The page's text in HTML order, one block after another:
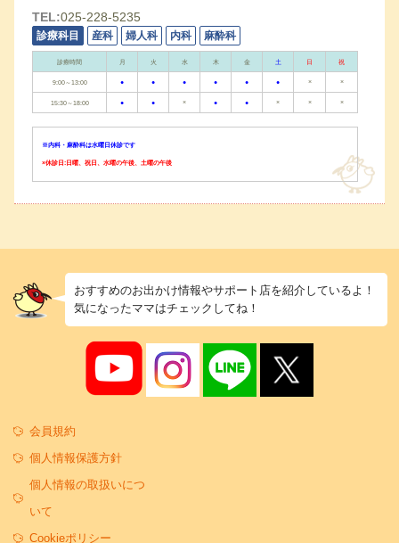
TEL:025-228-5235
診療科目 産科 婦人科 内科 麻酔科
診療時間 月 火 水 木 金 土 日 祝
9:00～13:00 ● ● ● ● ● ● × ×
15:30～18:00 ● ● × ● ● × × ×
※内科・麻酔科は水曜日休診です
×休診日:日曜、祝日、水曜の午後、土曜の午後
おすすめのお出かけ情報やサポート店を紹介しているよ！
気になったママはチェックしてね！
会員規約
個人情報保護方針
個人情報の取扱いにつ
いて
Cookieポリシー